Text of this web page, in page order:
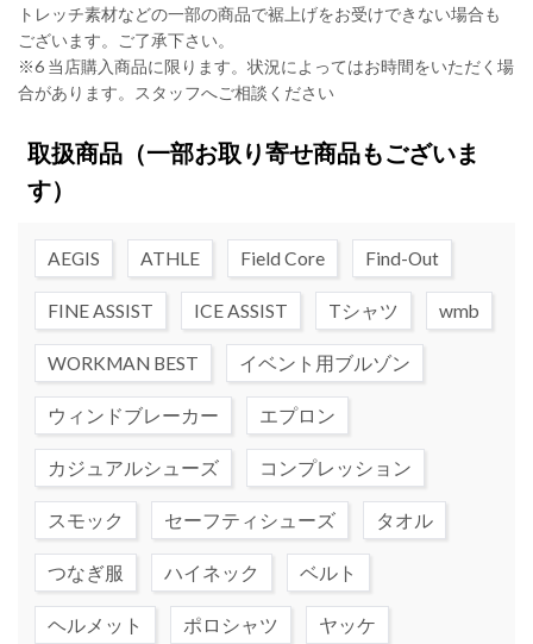
トレッチ素材などの一部の商品で裾上げをお受けできない場合も
ございます。ご了承下さい。
※6 当店購入商品に限ります。状況によってはお時間をいただく場
合があります。スタッフへご相談ください
取扱商品（一部お取り寄せ商品もございま
す）
AEGIS ATHLE Field Core Find-Out
FINE ASSIST ICE ASSIST Tシャツ wmb
WORKMAN BEST イベント用ブルゾン
ウィンドブレーカー エプロン
カジュアルシューズ コンプレッション
スモック セーフティシューズ タオル
つなぎ服 ハイネック ベルト
ヘルメット ポロシャツ ヤッケ